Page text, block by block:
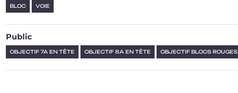
BLOC VOIE
Public
OBJECTIF 7A EN TÊTE OBJECTIF 8A EN TÊTE OBJECTIF BLOCS ROUGES